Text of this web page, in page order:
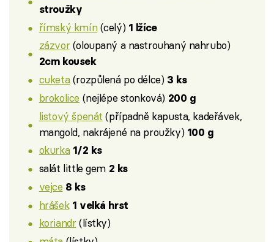
stroužky
římský kmín(celý) 1 lžíce
zázvor(oloupaný a nastrouhaný nahrubo)
2cm kousek
cuketa(rozpůlená po délce) 3 ks
brokolice (nejlépe stonková) 200 g
listový špenát (případně kapusta, kadeřávek,
mangold, nakrájené na proužky) 100 g
okurka 1/2 ks
salát little gem 2 ks
vejce 8 ks
hrášek 1 velká hrst
koriandr(lístky)